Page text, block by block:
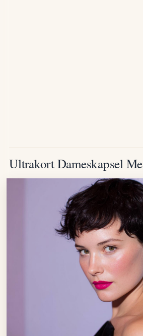
Ultrakort Dameskapsel